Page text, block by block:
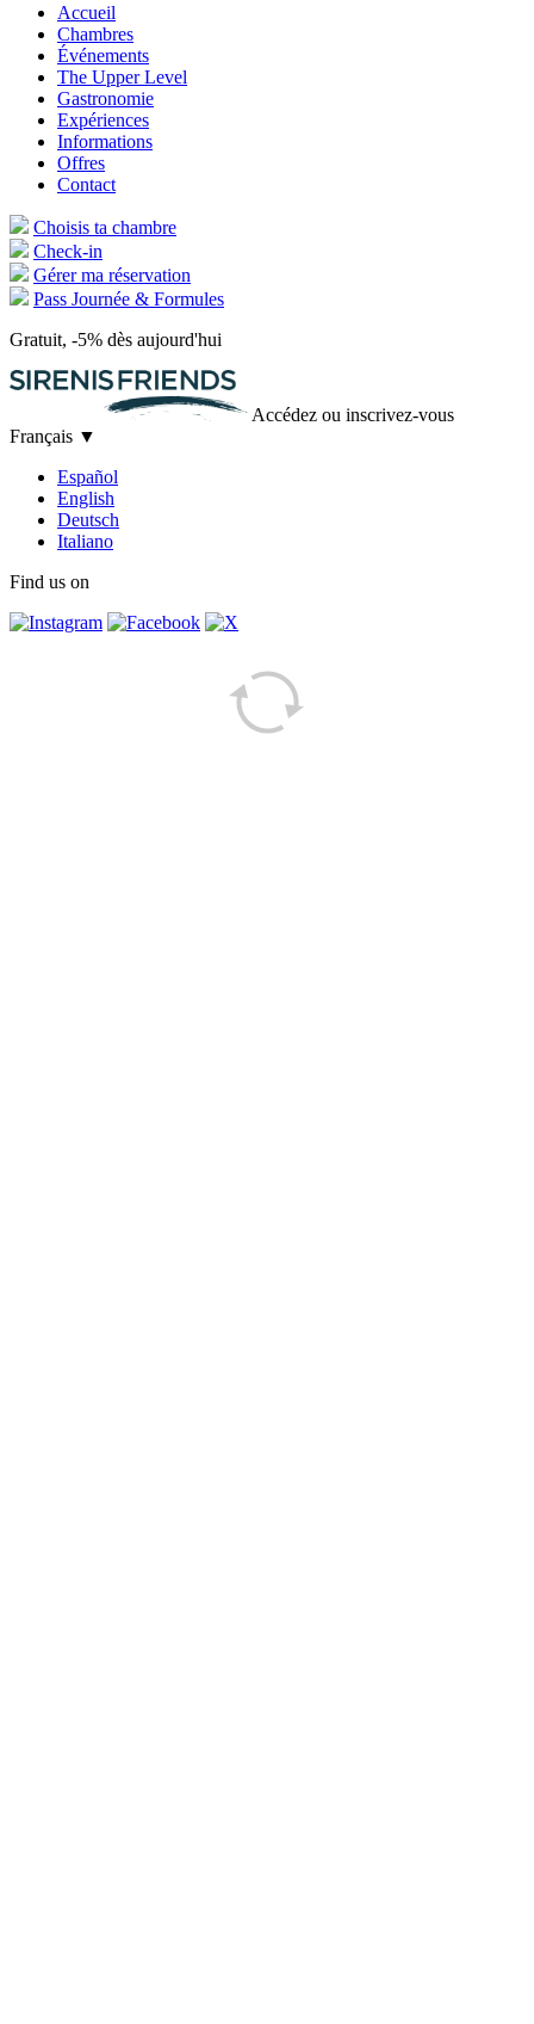
Accueil
Chambres
Événements
The Upper Level
Gastronomie
Expériences
Informations
Offres
Contact
Choisis ta chambre
Check-in
Gérer ma réservation
Pass Journée & Formules
Gratuit, -5% dès aujourd'hui
Accédez ou inscrivez-vous
Français ▼
Español
English
Deutsch
Italiano
Find us on